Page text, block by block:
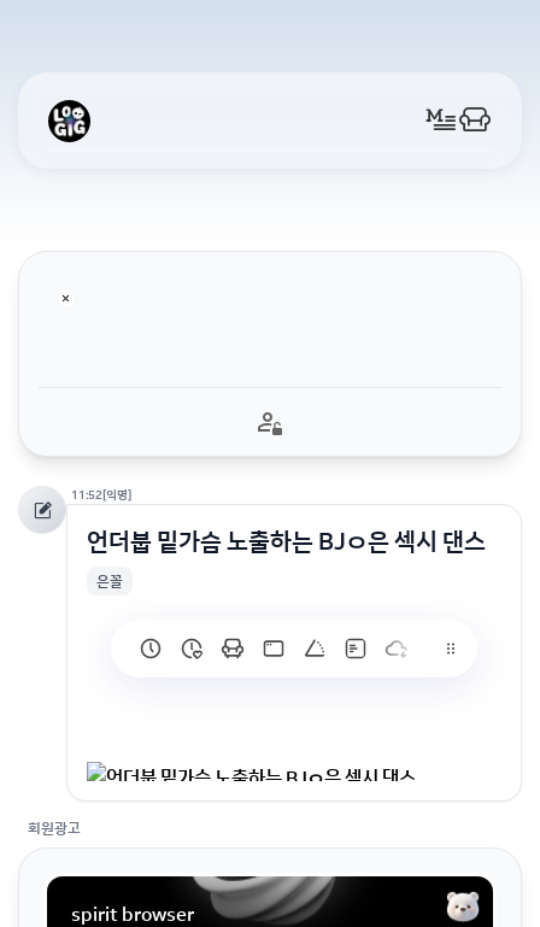
11:52[익명]
언더붑 밑가슴 노출하는 BJㅇ은 섹시 댄스
은꼴
회원광고
spirit browser